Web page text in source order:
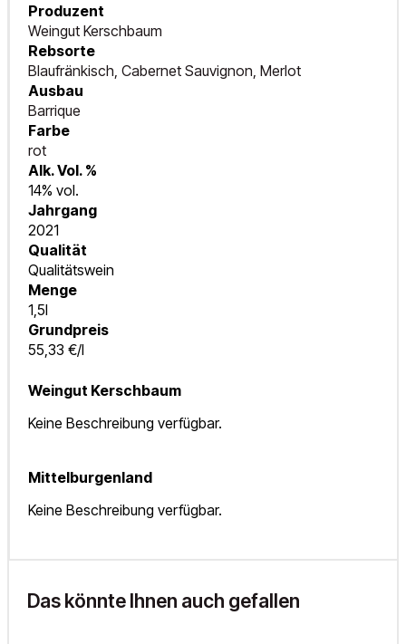
Produzent
Weingut Kerschbaum
Rebsorte
Blaufränkisch, Cabernet Sauvignon, Merlot
Ausbau
Barrique
Farbe
rot
Alk. Vol. %
14% vol.
Jahrgang
2021
Qualität
Qualitätswein
Menge
1,5l
Grundpreis
55,33 €/l
Weingut Kerschbaum
Keine Beschreibung verfügbar.
Mittelburgenland
Keine Beschreibung verfügbar.
Das könnte Ihnen auch gefallen